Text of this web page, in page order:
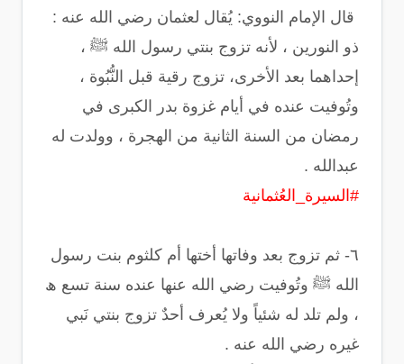
‏ قال الإمام النووي: يُقال لعثمان رضي الله عنه :
ذو النورين ، لأنه تزوج بنتي رسول الله ﷺ ،
إحداهما بعد الأخرى، تزوج رقية قبل النُّبُوة ،
وتُوفيت عنده في أيام غزوة بدر الكبرى في
رمضان من السنة الثانية من الهجرة ، وولدت له
عبدالله .
#السيرة_العُثمانية
‏٦- ثم تزوج بعد وفاتها أختها أم كلثوم بنت رسول
الله ﷺ وتُوفيت رضي الله عنها عنده سنة تسع ﮪ
، ولم تلد له شئياً ولا يُعرف أحدٌ تزوج بنتي نَبي
غيره رضي الله عنه .